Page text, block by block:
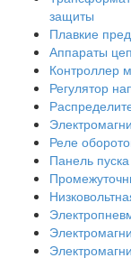
защиты
Плавкие
Аппараты
Контроллер
Регулятор
Реле
Панель